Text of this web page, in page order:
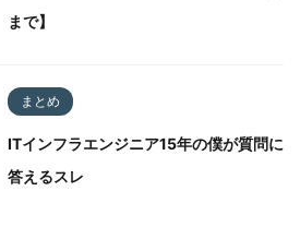
まで】
まとめ
ITインフラエンジニア15年の僕が質問に
答えるスレ